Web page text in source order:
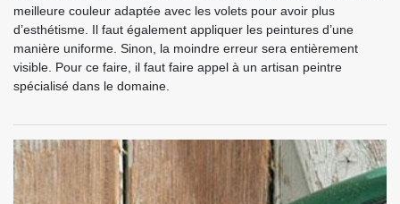
meilleure couleur adaptée avec les volets pour avoir plus
d’esthétisme. Il faut également appliquer les peintures d’une
manière uniforme. Sinon, la moindre erreur sera entièrement
visible. Pour ce faire, il faut faire appel à un artisan peintre
spécialisé dans le domaine.